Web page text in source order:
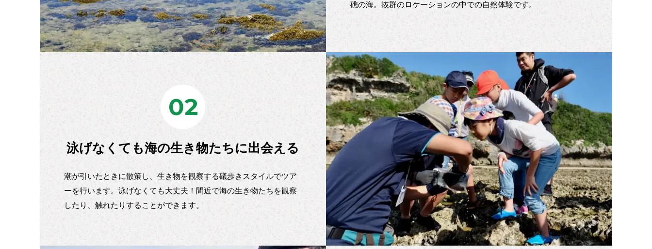
礁の海。抜群のロケーションの中での自然体験です。
02
泳げなくても海の生き物たちに出会える
潮が引いたときに散策し、生き物を観察する礒歩きスタイルでツア
ーを行います。泳げなくても大丈夫！間近で海の生き物たちを観察
したり、触れたりすることができます。